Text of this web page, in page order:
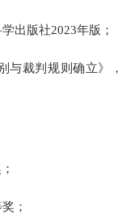
出版社2023年版；
与裁判规则确立》，
；